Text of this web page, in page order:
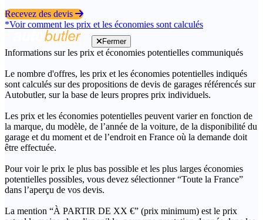
Recevez des devis
*Voir comment les prix et les économies sont calculés
Fermer
Informations sur les prix et économies potentielles communiqués
Le nombre d'offres, les prix et les économies potentielles indiqués
sont calculés sur des propositions de devis de garages référencés sur
Autobutler, sur la base de leurs propres prix individuels.
Les prix et les économies potentielles peuvent varier en fonction de
la marque, du modèle, de l’année de la voiture, de la disponibilité du
garage et du moment et de l’endroit en France où la demande doit
être effectuée.
Pour voir le prix le plus bas possible et les plus larges économies
potentielles possibles, vous devez sélectionner “Toute la France”
dans l’aperçu de vos devis.
La mention “À PARTIR DE XX €” (prix minimum) est le prix